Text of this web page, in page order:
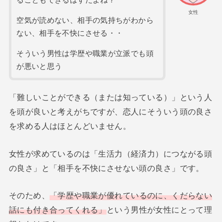
女性
空気が読めない、相手の気持ちがわから
ない、相手を不快にさせる・・
そういう男性は学歴や職業が立派でも頭
が悪いと思う
「難しいことができる（または知っている）」という人
を頭が良いと考えがちですが、恋人にそういう頭の良さ
を求める人はほとんどいません。
女性が求めているのは「生活力（経済力）につながる頭
の良さ」と「相手を不快にさせない頭の良さ」です。
そのため、 「学歴や職業が優れているのに、くだらない
話にも付き合ってくれる」という男性が女性にとって理